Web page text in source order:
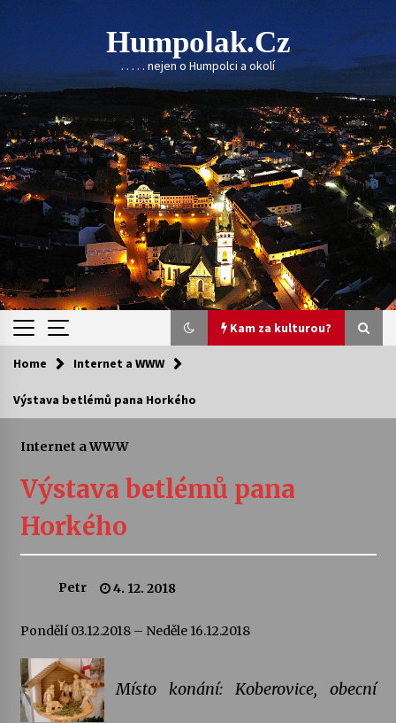
Skip
to
content
Humpolak.cz
. . . . . nejen o Humpolci a okolí
Kam za kulturou?
Kam za kulturou?
Sukuba Ensemble
Vernisáž výstavy Josefíny Duškové: Stávám se
kapkou
Veselí muzikanti
šedesátka: 28. 7.–1. 8. 2026
Home Internet a WWW
Výstava betlémů pana Horkého
Internet a WWW
Výstava betlémů pana
Horkého
Petr 4. 12. 2018
Pondělí 03.12.2018 – Neděle 16.12.2018
Místo konání: Koberovice, obecní